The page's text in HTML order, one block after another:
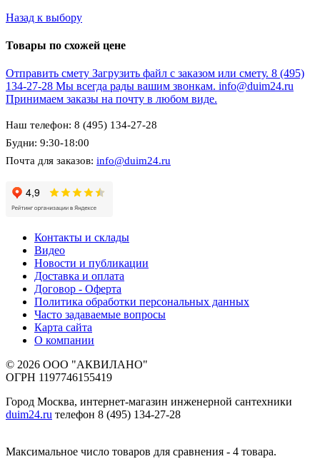
Назад к выбору
Товары по схожей цене
Отправить смету Загрузить файл с заказом или смету. 8 (495)
134-27-28 Мы всегда рады вашим звонкам. info@duim24.ru
Принимаем заказы на почту в любом виде.
Наш телефон: 8 (495) 134-27-28
Будни: 9:30-18:00
Почта для заказов: info@duim24.ru
Контакты и склады
Видео
Новости и публикации
Доставка и оплата
Договор - Оферта
Политика обработки персональных данных
Часто задаваемые вопросы
Карта сайта
О компании
© 2026 ООО "АКВИЛАНО"
ОГРН 1197746155419
Город Москва, интернет-магазин инженерной сантехники
duim24.ru телефон 8 (495) 134-27-28
Максимальное число товаров для сравнения - 4 товара.